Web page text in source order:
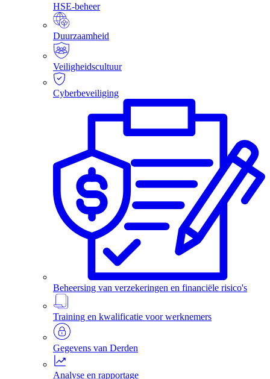
HSE-beheer
Duurzaamheid
Veiligheidscultuur
Cyberbeveiliging
Beheersing van verzekeringen en financiële risico's
Training en kwalificatie voor werknemers
Gegevens van Derden
Analyse en rapportage